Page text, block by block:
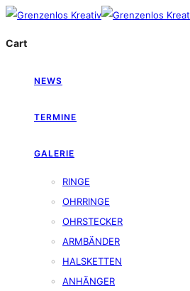
Cart
NEWS
TERMINE
GALERIE
RINGE
OHRRINGE
OHRSTECKER
ARMBÄNDER
HALSKETTEN
ANHÄNGER